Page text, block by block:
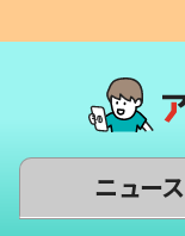
ニュース